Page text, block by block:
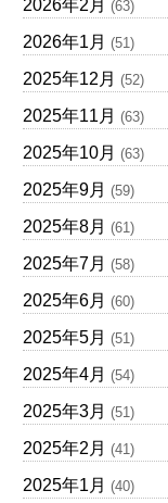
2026年2月 (63)
2026年1月 (51)
2025年12月 (52)
2025年11月 (63)
2025年10月 (63)
2025年9月 (59)
2025年8月 (61)
2025年7月 (58)
2025年6月 (60)
2025年5月 (51)
2025年4月 (54)
2025年3月 (51)
2025年2月 (41)
2025年1月 (40)